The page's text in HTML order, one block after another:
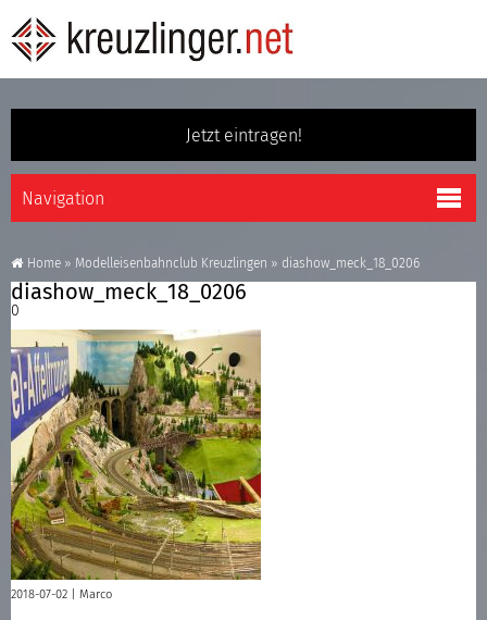
Jetzt eintragen!
Home » Modelleisenbahnclub Kreuzlingen » diashow_meck_18_0206
diashow_meck_18_0206
0
2018-07-02 | Marco